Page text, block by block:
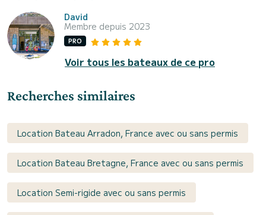
David
Membre depuis 2023
PRO
Voir tous les bateaux de ce pro
Recherches similaires
Location Bateau Arradon, France avec ou sans permis
Location Bateau Bretagne, France avec ou sans permis
Location Semi-rigide avec ou sans permis